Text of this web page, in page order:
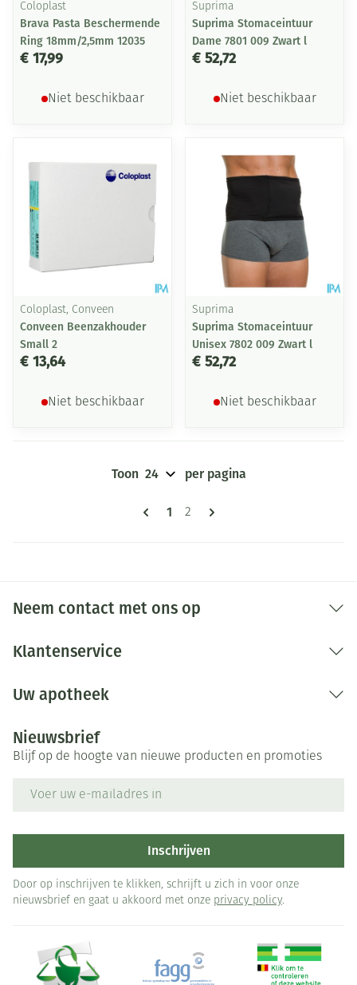
Coloplast
Brava Pasta Beschermende
Ring 18mm/2,5mm 12035
€ 17,99
Niet beschikbaar
Suprima
Suprima Stomaceintuur
Dame 7801 009 Zwart l
€ 52,72
Niet beschikbaar
Coloplast, Conveen
Conveen Beenzakhouder
Small 2
€ 13,64
Niet beschikbaar
Suprima
Suprima Stomaceintuur
Unisex 7802 009 Zwart l
€ 52,72
Niet beschikbaar
Pagina's
U lees momenteel pagina
1 Pagina
2
Toon per pagina
Neem contact met ons op
Klantenservice
Uw apotheek
Nieuwsbrief
Blijf op de hoogte van nieuwe producten en promoties
Inschrijven
Door op inschrijven te klikken, schrijft u zich in voor onze
nieuwsbrief en gaat u akkoord met onze privacy policy.